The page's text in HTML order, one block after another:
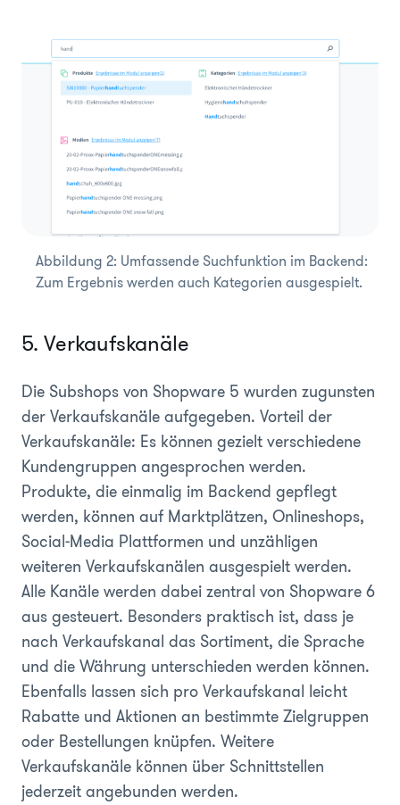
Abbildung 2: Umfassende Suchfunktion im Backend:
Zum Ergebnis werden auch Kategorien ausgespielt.
5. Verkaufskanäle
Die Subshops von Shopware 5 wurden zugunsten
der Verkaufskanäle aufgegeben. Vorteil der
Verkaufskanäle: Es können gezielt verschiedene
Kundengruppen angesprochen werden.
Produkte, die einmalig im Backend gepflegt
werden, können auf Marktplätzen, Onlineshops,
Social-Media Plattformen und unzähligen
weiteren Verkaufskanälen ausgespielt werden.
Alle Kanäle werden dabei zentral von Shopware 6
aus gesteuert. Besonders praktisch ist, dass je
nach Verkaufskanal das Sortiment, die Sprache
und die Währung unterschieden werden können.
Ebenfalls lassen sich pro Verkaufskanal leicht
Rabatte und Aktionen an bestimmte Zielgruppen
oder Bestellungen knüpfen. Weitere
Verkaufskanäle können über Schnittstellen
jederzeit angebunden werden.